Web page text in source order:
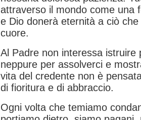
attraverso il mondo come una
e Dio donerà eternità a ciò
cuore.
Al Padre non interessa istruire
neppure per assolverci e
vita del credente non è
di fioritura e di abbraccio.
Ogni volta che temiamo